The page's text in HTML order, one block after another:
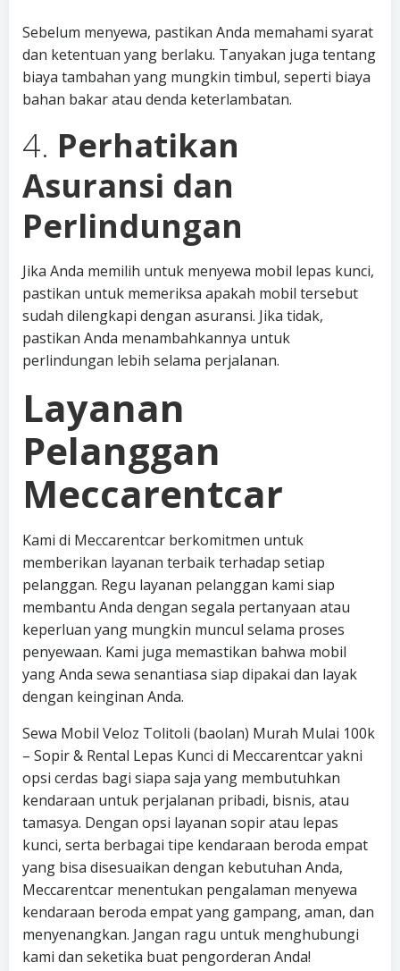
Sebelum menyewa, pastikan Anda memahami syarat
dan ketentuan yang berlaku. Tanyakan juga tentang
biaya tambahan yang mungkin timbul, seperti biaya
bahan bakar atau denda keterlambatan.
4. Perhatikan
Asuransi dan
Perlindungan
Jika Anda memilih untuk menyewa mobil lepas kunci,
pastikan untuk memeriksa apakah mobil tersebut
sudah dilengkapi dengan asuransi. Jika tidak,
pastikan Anda menambahkannya untuk
perlindungan lebih selama perjalanan.
Layanan
Pelanggan
Meccarentcar
Kami di Meccarentcar berkomitmen untuk
memberikan layanan terbaik terhadap setiap
pelanggan. Regu layanan pelanggan kami siap
membantu Anda dengan segala pertanyaan atau
keperluan yang mungkin muncul selama proses
penyewaan. Kami juga memastikan bahwa mobil
yang Anda sewa senantiasa siap dipakai dan layak
dengan keinginan Anda.
Sewa Mobil Veloz Tolitoli (baolan) Murah Mulai 100k
– Sopir & Rental Lepas Kunci di Meccarentcar yakni
opsi cerdas bagi siapa saja yang membutuhkan
kendaraan untuk perjalanan pribadi, bisnis, atau
tamasya. Dengan opsi layanan sopir atau lepas
kunci, serta berbagai tipe kendaraan beroda empat
yang bisa disesuaikan dengan kebutuhan Anda,
Meccarentcar menentukan pengalaman menyewa
kendaraan beroda empat yang gampang, aman, dan
menyenangkan. Jangan ragu untuk menghubungi
kami dan seketika buat pengorderan Anda!